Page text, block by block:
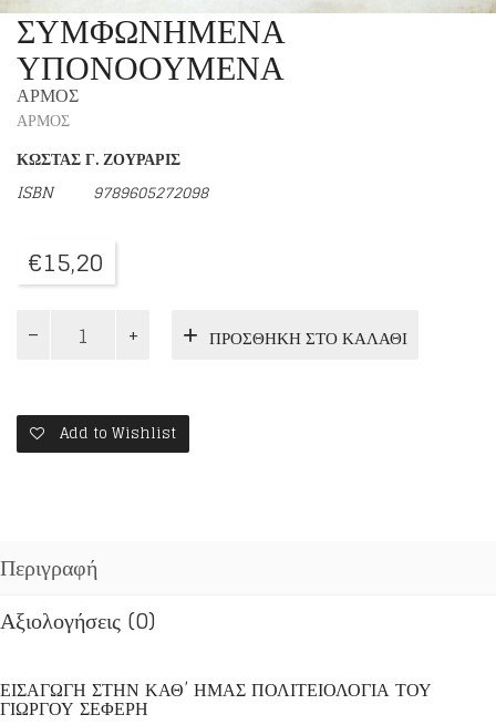
ΣΥΜΦΩΝΗΜΕΝΑ
ΥΠΟΝΟΟΥΜΕΝΑ
ΑΡΜΟΣ
ΑΡΜΟΣ
ΚΩΣΤΑΣ Γ. ΖΟΥΡΑΡΙΣ
ISBN 9789605272098
€15,20
ΥΠΟΝΟΟΥΜΕΝΑ
ΠΡΟΣΘΉΚΗ ΣΤΟ ΚΑΛΆΘΙ
Add to Wishlist
Περιγραφή
Αξιολογήσεις (0)
ΕΙΣΑΓΩΓΗ ΣΤΗΝ ΚΑΘ’ ΗΜΑΣ ΠΟΛΙΤΕΙΟΛΟΓΙΑ ΤΟΥ
ΓΙΩΡΓΟΥ ΣΕΦΕΡΗ